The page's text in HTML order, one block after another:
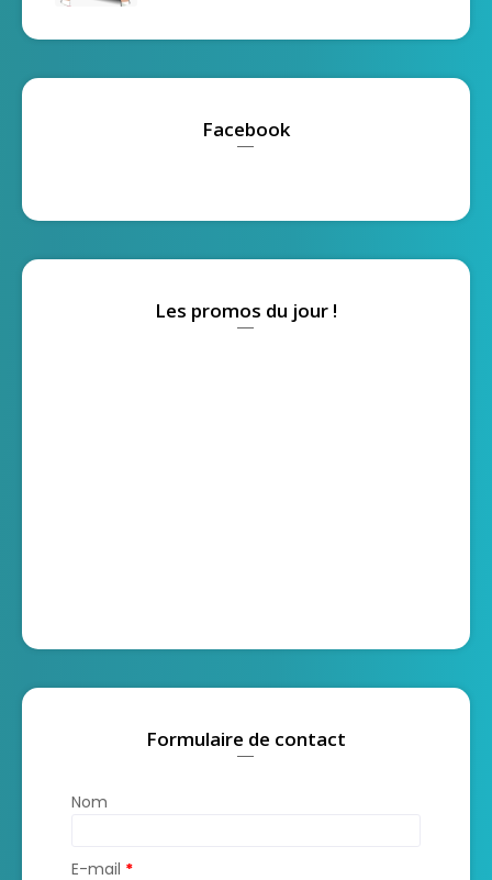
Facebook
Les promos du jour !
Formulaire de contact
Nom
E-mail *